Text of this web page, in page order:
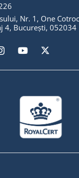
Nr. 1, One
4, București, 052034